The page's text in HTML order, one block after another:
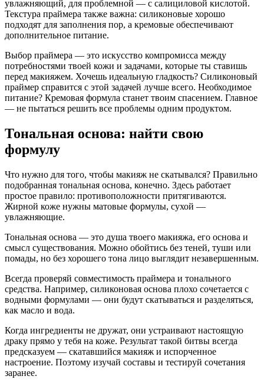
увлажняющий, для проблемной — с салициловой кислотой.
Текстура праймера также важна: силиконовые хорошо
подходят для заполнения пор, а кремовые обеспечивают
дополнительное питание.
Выбор праймера — это искусство компромисса между
потребностями твоей кожи и задачами, которые ты ставишь
перед макияжем. Хочешь идеальную гладкость? Силиконовый
праймер справится с этой задачей лучше всего. Необходимое
питание? Кремовая формула станет твоим спасением. Главное
— не пытаться решить все проблемы одним продуктом.
Тональная основа: найти свою
формулу
Что нужно для того, чтобы макияж не скатывался? Правильно
подобранная тональная основа, конечно. Здесь работает
простое правило: противоположности притягиваются.
Жирной коже нужны матовые формулы, сухой —
увлажняющие.
Тональная основа — это душа твоего макияжа, его основа и
смысл существования. Можно обойтись без теней, туши или
помады, но без хорошего тона лицо выглядит незавершенным.
Всегда проверяй совместимость праймера и тонального
средства. Например, силиконовая основа плохо сочетается с
водными формулами — они будут скатываться и разделяться,
как масло и вода.
Когда ингредиенты не дружат, они устраивают настоящую
драку прямо у тебя на коже. Результат такой битвы всегда
предсказуем — скатавшийся макияж и испорченное
настроение. Поэтому изучай составы и тестируй сочетания
заранее.